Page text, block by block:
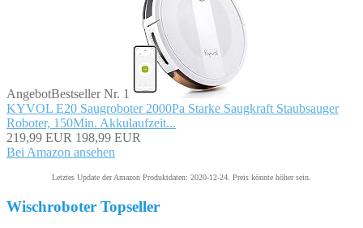
AngebotBestseller Nr. 1
KYVOL E20 Saugroboter 2000Pa Starke Saugkraft Staubsauger
Roboter, 150Min. Akkulaufzeit...
219,99 EUR 198,99 EUR
Bei Amazon ansehen
Letztes Update der Amazon Produktdaten: 2020-12-24. Preis könnte höher sein.
Wischroboter Topseller